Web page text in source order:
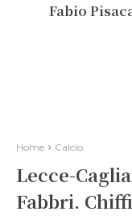
Fabio